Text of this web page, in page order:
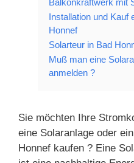
Installation und Kauf
Honnef
Solarteur in Bad
Muß man eine
anmelden ?
Sie möchten Ihre
eine Solaranlage oder
Honnef kaufen ? Eine